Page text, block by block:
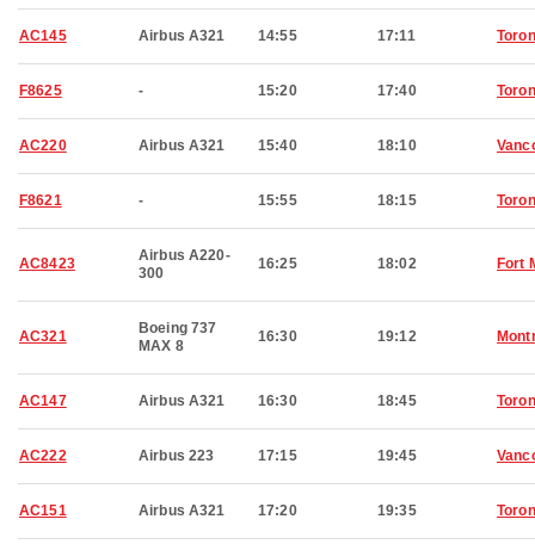
AC145 Airbus A321 14:55 17:11
F8625 - 15:20 17:40
AC220 Airbus A321 15:40 18:10
F8621 - 15:55 18:15
AC8423
Airbus A220-
300
16:25 18:02 Fort
AC321
Boeing 737
MAX 8
16:30 19:12
AC147 Airbus A321 16:30 18:45
AC222 Airbus 223 17:15 19:45
AC151 Airbus A321 17:20 19:35